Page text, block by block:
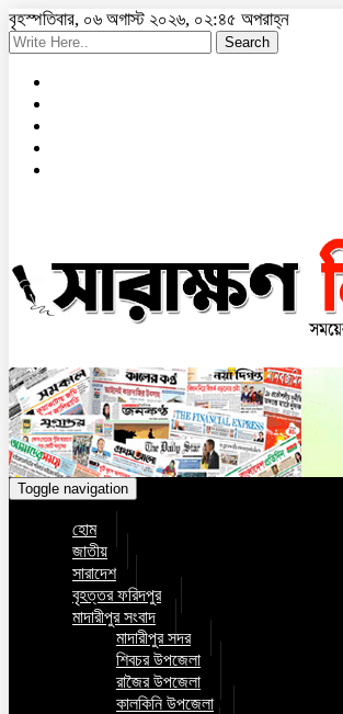
বৃহস্পতিবার, ০৬ অগাস্ট ২০২৬, ০২:৪৫ অপরাহ্ন
Search
Toggle navigation
হোম
জাতীয়
সারাদেশ
বৃহত্তর ফরিদপুর
মাদারীপুর সংবাদ
মাদারীপুর সদর
শিবচর উপজেলা
রাজৈর উপজেলা
কালকিনি উপজেলা